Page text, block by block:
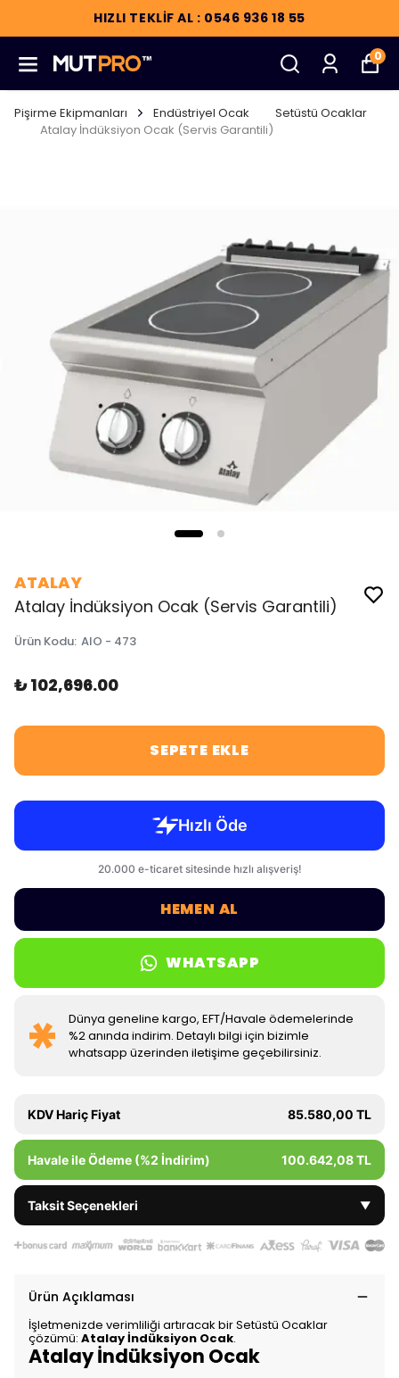
HIZLI TEKLİF AL : 0546 936 18 55
0
Pişirme Ekipmanları Endüstriyel Ocak
Setüstü Ocaklar
Atalay İndüksiyon Ocak (Servis Garantili)
ATALAY
Atalay İndüksiyon Ocak (Servis Garantili)
Ürün Kodu: AIO - 473
₺ 102,696.00
SEPETE EKLE
HEMEN AL
WHATSAPP
Dünya geneline kargo, EFT/Havale ödemelerinde
%2 anında indirim. Detaylı bilgi için bizimle
whatsapp üzerinden iletişime geçebilirsiniz.
KDV Hariç Fiyat 85.580,00 TL
Havale ile Ödeme (%2 İndirim) 100.642,08 TL
Taksit Seçenekleri ▼
Ürün Açıklaması
İşletmenizde verimliliği artıracak bir Setüstü Ocaklar
çözümü: Atalay İndüksiyon Ocak.
Atalay İndüksiyon Ocak